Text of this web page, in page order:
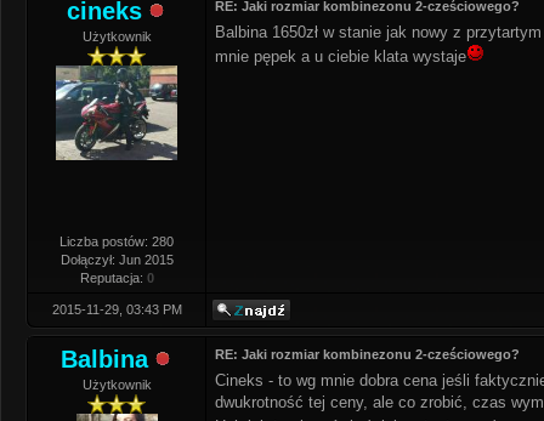
cineks
Użytkownik
Liczba postów: 280
Dołączył: Jun 2015
Reputacja: 0
RE: Jaki rozmiar kombinezonu 2-cześciowego?
Balbina 1650zł w stanie jak nowy z
mnie pępek a u ciebie klata wystaje
2015-11-29, 03:43 PM
Balbina
Użytkownik
RE: Jaki rozmiar kombinezonu 2-cześciowego?
Cineks - to wg mnie dobra cena jeśli
dwukrotność tej ceny, ale co zrobić, czas